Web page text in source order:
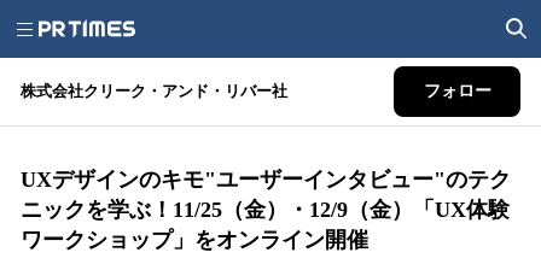
株式会社クリーク・アンド・リバー社 フォロー
UXデザインのキモ"ユーザーインタビュー"のテク
ニックを学ぶ！11/25（金）・12/9（金）「UX体験
ワークショップ」をオンライン開催